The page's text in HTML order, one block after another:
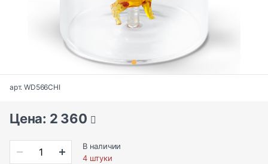
арт. WD566CHI
Цена: 2 360
В наличии
4 штуки